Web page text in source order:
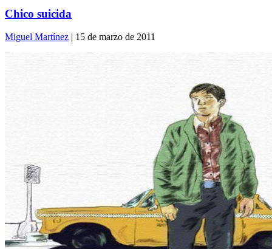
Chico suicida
Miguel Martínez | 15 de marzo de 2011